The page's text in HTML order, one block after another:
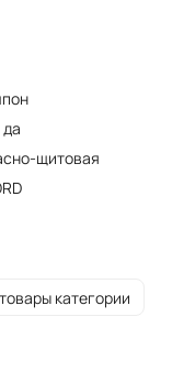
да
щитовая
категории